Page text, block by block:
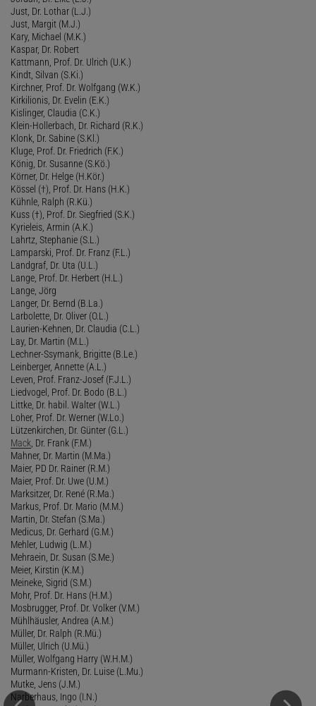
Just, Dr. Lothar (L.J.)
Just, Margit (M.J.)
Kary, Michael (M.K.)
Kaspar, Dr. Robert
Kattmann, Prof. Dr. Ulrich (U.K.)
Kindt, Silvan (S.Ki.)
Kirchner, Prof. Dr. Wolfgang (W.K.)
Kirkilionis, Dr. Evelin (E.K.)
Kislinger, Claudia (C.K.)
Klein-Hollerbach, Dr. Richard (R.K.)
Klonk, Dr. Sabine (S.Kl.)
Kluge, Prof. Dr. Friedrich (F.K.)
König, Dr. Susanne (S.Kö.)
Körner, Dr. Helge (H.Kör.)
Kössel (†), Prof. Dr. Hans (H.K.)
Kühnle, Ralph (R.Kü.)
Kuss (†), Prof. Dr. Siegfried (S.K.)
Kyrieleis, Armin (A.K.)
Lahrtz, Stephanie (S.L.)
Lamparski, Prof. Dr. Franz (F.L.)
Landgraf, Dr. Uta (U.L.)
Lange, Prof. Dr. Herbert (H.L.)
Lange, Jörg
Langer, Dr. Bernd (B.La.)
Larbolette, Dr. Oliver (O.L.)
Laurien-Kehnen, Dr. Claudia (C.L.)
Lay, Dr. Martin (M.L.)
Lechner-Ssymank, Brigitte (B.Le.)
Leinberger, Annette (A.L.)
Leven, Prof. Franz-Josef (F.J.L.)
Liedvogel, Prof. Dr. Bodo (B.L.)
Littke, Dr. habil. Walter (W.L.)
Loher, Prof. Dr. Werner (W.Lo.)
Lützenkirchen, Dr. Günter (G.L.)
Mack , Dr. Frank (F.M.)
Mahner, Dr. Martin (M.Ma.)
Maier, PD Dr. Rainer (R.M.)
Maier, Prof. Dr. Uwe (U.M.)
Marksitzer, Dr. René (R.Ma.)
Markus, Prof. Dr. Mario (M.M.)
Martin, Dr. Stefan (S.Ma.)
Medicus, Dr. Gerhard (G.M.)
Mehler, Ludwig (L.M.)
Mehraein, Dr. Susan (S.Me.)
Meier, Kirstin (K.M.)
Meineke, Sigrid (S.M.)
Mohr, Prof. Dr. Hans (H.M.)
Mosbrugger, Prof. Dr. Volker (V.M.)
Mühlhäusler, Andrea (A.M.)
Müller, Dr. Ralph (R.Mü.)
Müller, Ulrich (U.Mü.)
Müller, Wolfgang Harry (W.H.M.)
Murmann-Kristen, Dr. Luise (L.Mu.)
Mutke, Jens (J.M.)
Narberhaus, Ingo (I.N.)